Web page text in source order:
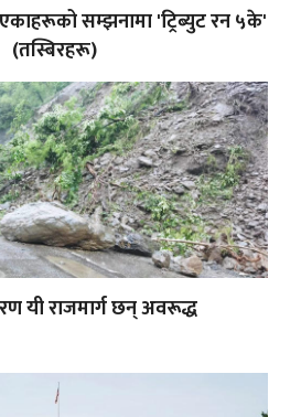
सम्झनामा 'ट्रिब्युट रन ५के'
(तस्बिरहरू)
यी राजमार्ग छन् अवरूद्ध